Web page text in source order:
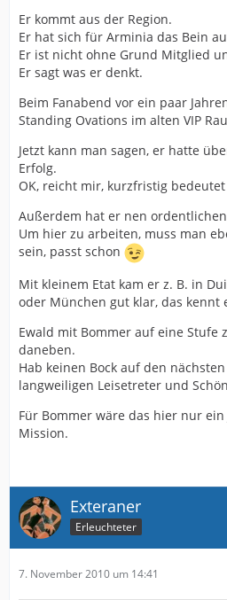
Er kommt aus der Region.
Er hat sich für Arminia das Bein
Er ist nicht ohne Grund Mitglied
Er sagt was er denkt.
Beim Fanabend vor ein paar
Standing Ovations im alten VIP
Jetzt kann man sagen, er hatte
Erfolg.
OK, reicht mir, kurzfristig
Außerdem hat er nen
Um hier zu arbeiten, muss man
sein, passt schon
Mit kleinem Etat kam er z. B. in
oder München gut klar, das kennt
Ewald mit Bommer auf eine Stufe
daneben.
Hab keinen Bock auf den
langweiligen Leisetreter und
Für Bommer wäre das hier nur ein
Mission.
Exteraner
Erleuchteter
7. November 2010 um 14:41